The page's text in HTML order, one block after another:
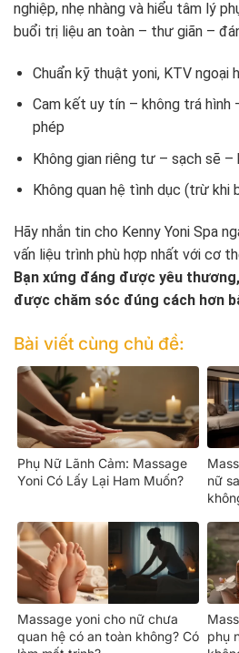
nghiệp, nhẹ nhàng và hiểu tâm lý
buổi trị liệu an toàn – thư giãn –
Chuẩn kỹ thuật yoni, KTV ngoại
Cam kết uy tín – không trá hình
phép
Không gian riêng tư – sạch sẽ –
Không quan hệ tình dục (trừ khi
Hãy nhắn tin cho Kenny Yoni Spa
vấn liệu trình phù hợp nhất với cơ
Bạn xứng đáng được yêu
được chăm sóc đúng cách hơn
Bài viết cùng chủ đề:
Phụ Nữ Lãnh Cảm: Massage
Yoni Có Lấy Lại Ham Muốn?
nữ
Massage yoni cho nữ chưa
quan hệ có an toàn không? Có phụ